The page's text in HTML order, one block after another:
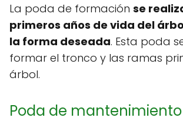
La poda de formación se
primeros años de vida del
la forma deseada. Esta poda
formar el tronco y las ramas
árbol.
Poda de mantenimiento